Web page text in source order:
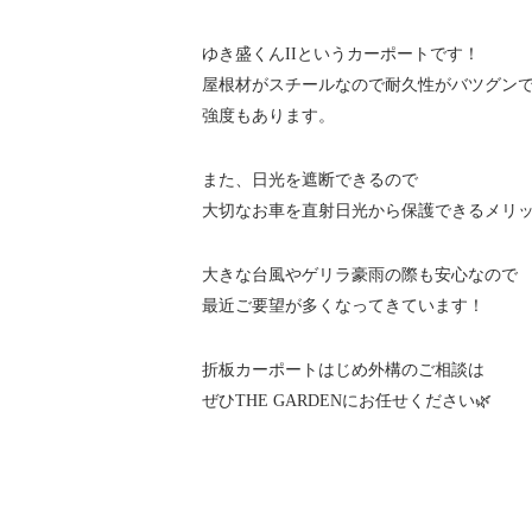
ゆき盛くんIIというカーポートです！
屋根材がスチールなので耐久性がバツグンで
強度もあります。
また、日光を遮断できるので
大切なお車を直射日光から保護できるメリッ
大きな台風やゲリラ豪雨の際も安心なので
最近ご要望が多くなってきています！
折板カーポートはじめ外構のご相談は
ぜひTHE GARDENにお任せください🌿